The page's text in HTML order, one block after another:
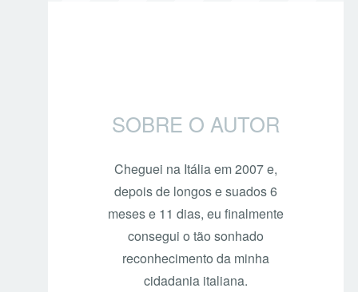
SOBRE O AUTOR
Cheguei na Itália em 2007 e,
depois de longos e suados 6
meses e 11 dias, eu finalmente
consegui o tão sonhado
reconhecimento da minha
cidadania italiana.